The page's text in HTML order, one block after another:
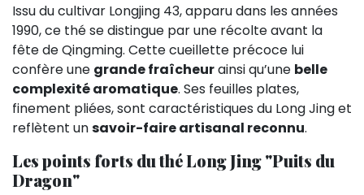
Issu du cultivar Longjing 43, apparu dans les années
1990, ce thé se distingue par une récolte avant la
fête de Qingming. Cette cueillette précoce lui
confère une grande fraîcheurainsi qu’une belle
complexité aromatique. Ses feuilles plates,
finement pliées, sont caractéristiques du Long Jing et
reflètent unsavoir-faire artisanal reconnu.
Les points forts du thé Long Jing "Puits du
Dragon"